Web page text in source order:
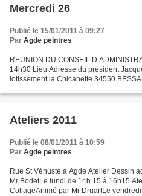
Mercredi 26
Publié le 15/01/2011 à 09:27
Par Agde peintres
REUNION DU CONSEIL
14h30 Lieu Adresse du président
lotissement la Chicanette 34550
Ateliers 2011
Publié le 08/01/2011 à 10:59
Par Agde peintres
Rue St Vénuste à Agde Atelier Dessin
Mr BodetLe lundi de 14h 15 à 16h15
CollageAnimé par Mr DruartLe